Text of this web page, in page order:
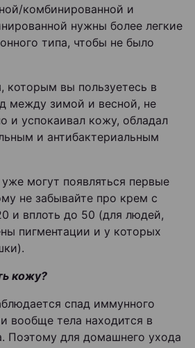
комбинированной и
нужны более легкие
типа, чтобы не было
которым вы пользуетесь в
между зимой и весной, не
и успокаивал кожу, обладал
и антибактериальным
могут появляться первые
не забывайте про крем с
и вплоть до 50 (для людей,
пигментации и у которых
кожу?
спад иммунного
вообще тела находится в
Поэтому для домашнего ухода